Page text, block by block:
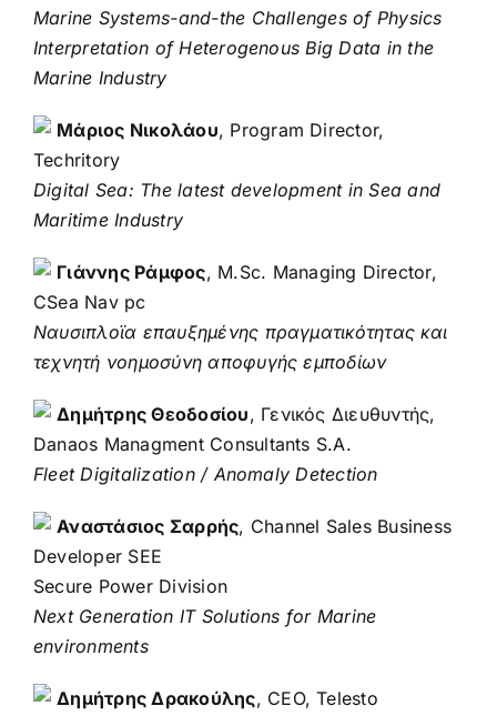
Marine Systems-and-the Challenges of Physics
Interpretation of Heterogenous Big Data in the
Marine Industry
Μάριος Νικολάου, Program Director,
Techritory
Digital Sea: The latest development in Sea and
Maritime Industry
Γιάννης Ράμφος, M.Sc. Managing Director,
CSea Nav pc
Ναυσιπλοϊα επαυξημένης πραγματικότητας και
τεχνητή νοημοσύνη αποφυγής εμποδίων
Δημήτρης Θεοδοσίου, Γενικός Διευθυντής,
Danaos Managment Consultants S.A.
Fleet Digitalization / Anomaly Detection
Αναστάσιος Σαρρής, Channel Sales Business
Developer SEE
Secure Power Division
Next Generation IT Solutions for Marine
environments
Δημήτρης Δρακούλης, CEO, Telesto